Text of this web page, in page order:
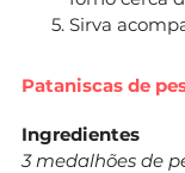
Sirva
Pataniscas de
Ingredientes
3 medalhões de